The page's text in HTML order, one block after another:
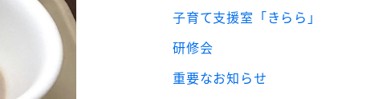
子育て支援室「きらら」
研修会
重要なお知らせ